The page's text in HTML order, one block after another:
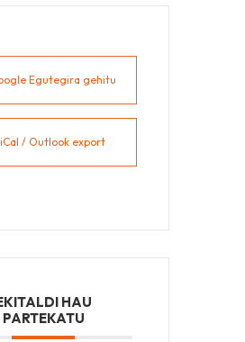
Egutegira gehitu
/ Outlook export
HAU
PARTEKATU